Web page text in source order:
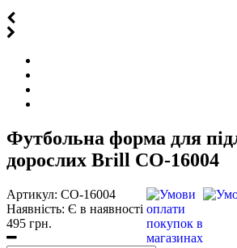
Футбольна форма для
дорослих Brill CO-16004
Артикул: CO-16004
Наявність: Є в наявності
495 грн.